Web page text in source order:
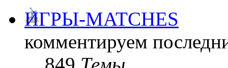
ИГРЫ-MATCHES
комментируем